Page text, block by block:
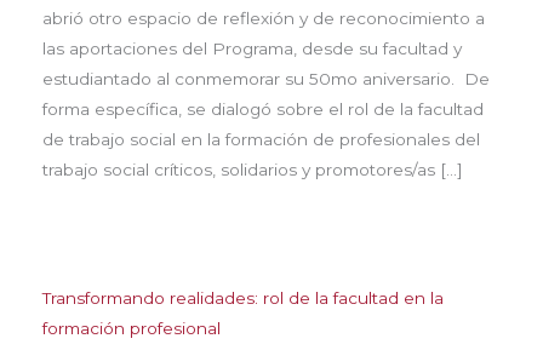
abrió otro espacio de reflexión y de reconocimiento a
las aportaciones del Programa, desde su facultad y
estudiantado al conmemorar su 50mo aniversario. De
forma específica, se dialogó sobre el rol de la facultad
de trabajo social en la formación de profesionales del
trabajo social críticos, solidarios y promotores/as […]
Transformando realidades: rol de la facultad en la
formación profesional